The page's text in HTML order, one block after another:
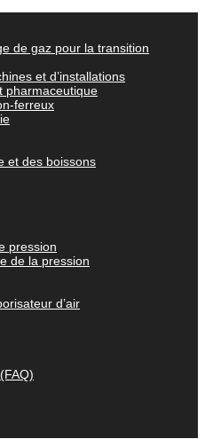
de gaz pour la transition
et d’installations
pharmaceutique
ferreux
et des boissons
pression
de la pression
d’air